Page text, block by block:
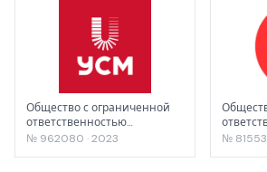
Общество с ограниченной
ответственностью
"Холдинговая компания
№ 962080 · 2023
№